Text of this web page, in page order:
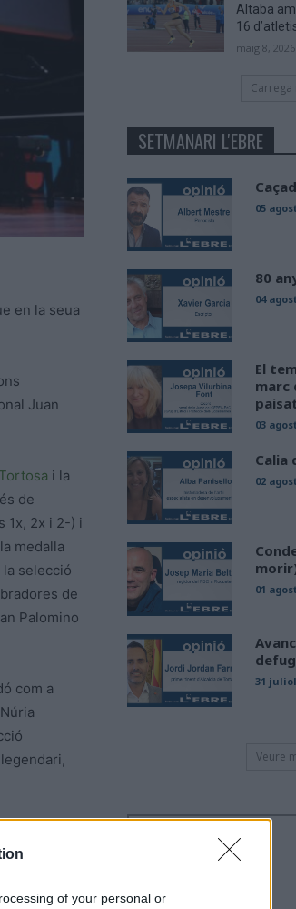
of your personal or
en la seua
Juan
i la
de
1x, 2x i 2-) i
medalla
la selecció
de
Palomino
com a
d’estil
Altaba
16
maig 8, 2026
Carrega
SETMANARI L'EBRE
05
80
04
El
marc
03
Calia
02
01
31 juliol
Veure